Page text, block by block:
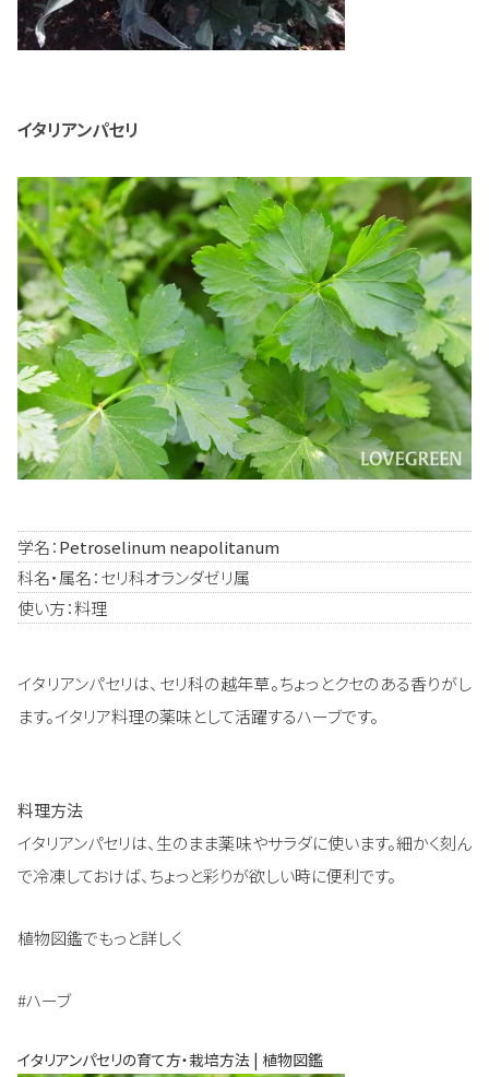
イタリアンパセリ
学名：Petroselinum neapolitanum
科名・属名：セリ科オランダゼリ属
使い方：料理
イタリアンパセリは、セリ科の越年草。ちょっとクセのある香りがし
ます。イタリア料理の薬味として活躍するハーブです。
料理方法
イタリアンパセリは、生のまま薬味やサラダに使います。細かく刻ん
で冷凍しておけば、ちょっと彩りが欲しい時に便利です。
植物図鑑でもっと詳しく
#ハーブ
イタリアンパセリの育て方・栽培方法 | 植物図鑑